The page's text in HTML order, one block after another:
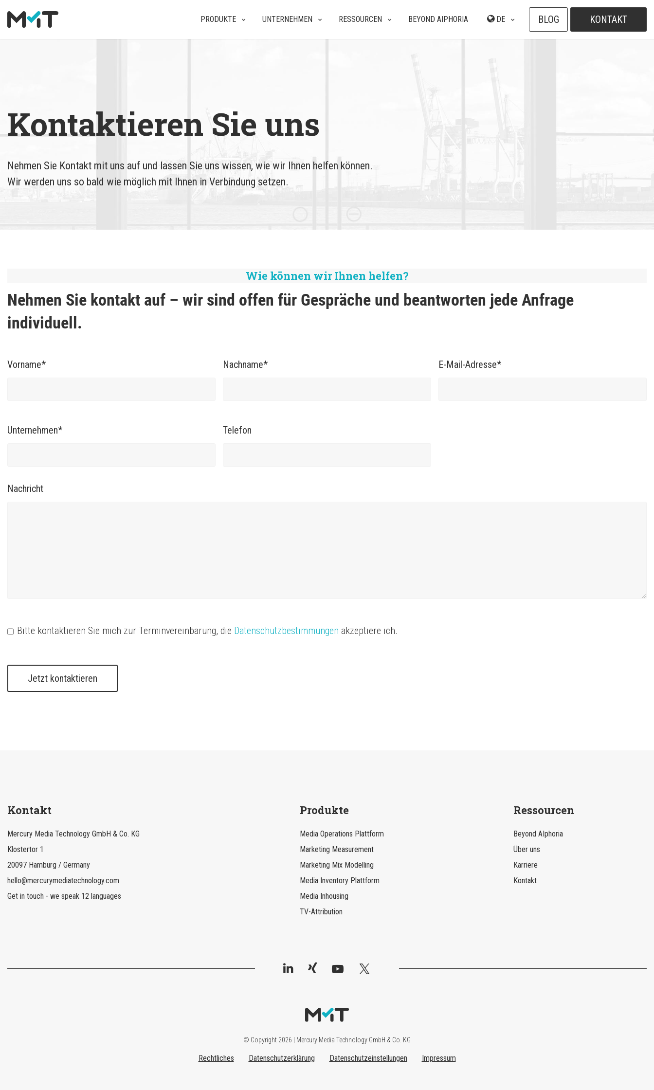
PRODUKTE UNTERNEHMEN RESSOURCEN BEYOND AIPHORIA DE BLOG KONTAKT
Media Inventory Plattform
TV-Attribution
Kontaktieren Sie uns
Nehmen Sie Kontakt mit uns auf und lassen Sie uns wissen, wie wir Ihnen helfen können.
Wir werden uns so bald wie möglich mit Ihnen in Verbindung setzen.
Wie können wir Ihnen helfen?
Nehmen Sie kontakt auf – wir sind offen für Gespräche und beantworten jede Anfrage
individuell.
Vorname* Nachname* E-Mail-Adresse*
Unternehmen* Telefon
Nachricht
Bitte kontaktieren Sie mich zur Terminvereinbarung, die Datenschutzbestimmungen akzeptiere ich.
Jetzt kontaktieren
Kontakt
Mercury Media Technology GmbH & Co. KG
Klostertor 1
20097 Hamburg / Germany
hello@mercurymediatechnology.com
Get in touch - we speak 12 languages
Produkte
Media Operations Plattform
Marketing Measurement
Marketing Mix Modelling
Media Inventory Plattform
Media Inhousing
TV-Attribution
Ressourcen
Beyond AIphoria
Über uns
Karriere
Kontakt
© Copyright 2026 | Mercury Media Technology GmbH & Co. KG
Rechtliches Datenschutzerklärung Datenschutzeinstellungen Impressum